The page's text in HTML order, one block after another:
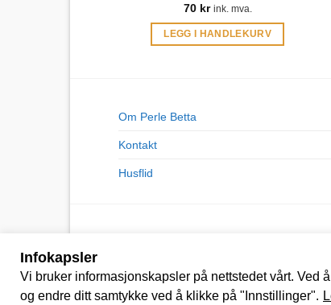
Infokapsler
Vi bruker informasjonskapsler på nettstedet vårt. Ved
og endre ditt samtykke ved å klikke på "Innstillinger".
70 kr ink. mva.
LEGG I HANDLEKURV
Om Perle Betta
Kontakt
Husflid
Copyright 2026 © Perle Betta